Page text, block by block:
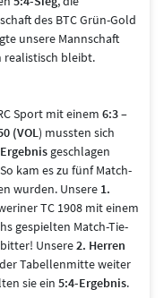
des BTC Grün-Gold
unsere Mannschaft
realistisch bleibt.
Sport mit einem 6:3–
(VOL) mussten sich
geschlagen
kam es zu fünf Match-
wurden. Unsere 1.
TC 1908 mit einem
gespielten Match-Tie-
Unsere2. Herren
Tabellenmitte weiter
sie ein 5:4-Ergebnis.